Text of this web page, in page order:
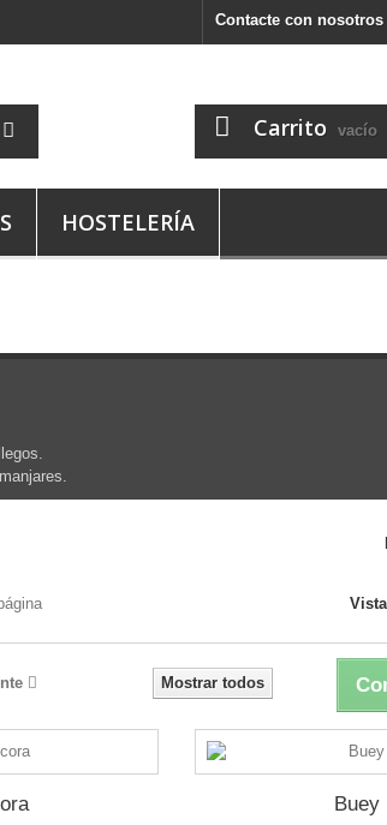
Contacte con nosotros
Carrito vacío
HOSTELERÍA
Mostrar todos
Buey